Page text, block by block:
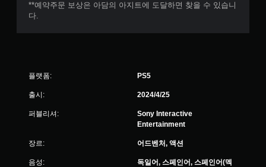
**예약주문 보상은 아담의 아지트에 도달하면 찾을 수 있습니
다.‎
플랫폼: PS5
출시: 2024/4/25
퍼블리셔:
Sony Interactive
Entertainment
장르: 어드벤처, 액션
음성:
독일어, 스페인어, 스페인어(멕